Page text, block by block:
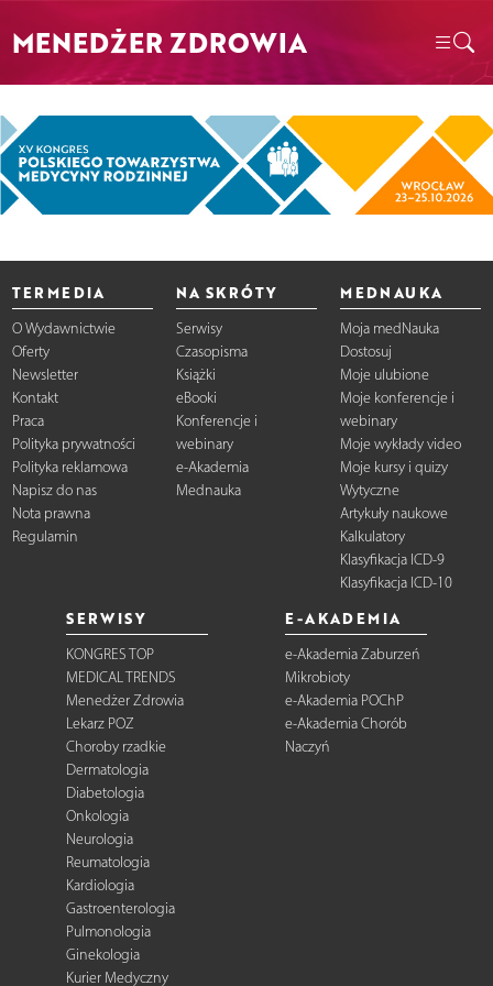
MENEDŻER ZDROWIA
TERMEDIA
O Wydawnictwie
Oferty
Newsletter
Kontakt
Praca
Polityka prywatności
Polityka reklamowa
Napisz do nas
Nota prawna
Regulamin
NA SKRÓTY
Serwisy
Czasopisma
Książki
eBooki
Konferencje i
webinary
e-Akademia
Mednauka
MEDNAUKA
Moja medNauka
Dostosuj
Moje ulubione
Moje konferencje i
webinary
Moje wykłady video
Moje kursy i quizy
Wytyczne
Artykuły naukowe
Kalkulatory
Klasyfikacja ICD-9
Klasyfikacja ICD-10
SERWISY
KONGRES TOP
MEDICAL TRENDS
Menedżer Zdrowia
Lekarz POZ
Choroby rzadkie
Dermatologia
Diabetologia
Onkologia
Neurologia
Reumatologia
Kardiologia
Gastroenterologia
Pulmonologia
Ginekologia
Kurier Medyczny
E-AKADEMIA
e-Akademia Zaburzeń
Mikrobioty
e-Akademia POChP
e-Akademia Chorób
Naczyń